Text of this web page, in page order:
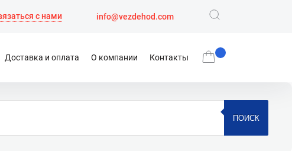
с нами info@vezdehod.com
Доставка и оплата О компании Контакты
ПОИСК